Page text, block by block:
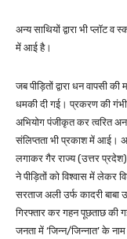
अन्य साथियों द्वारा भी प्लॉट व
में आई है।
जब पीड़ितों द्वारा धन वापसी
धमकी दी गई। प्रकरण की
अभियोग पंजीकृत कर त्वरित
संलिप्तता भी प्रकाश में आई।
लगाकर गैर राज्य (उत्तर
ने पीड़ितों को विश्वास में लेकर
सरताज अली उर्फ कादरी
गिरफ्तार कर गहन पूछताछ की
जनता में ‘जिन्न/जिन्नात’ के